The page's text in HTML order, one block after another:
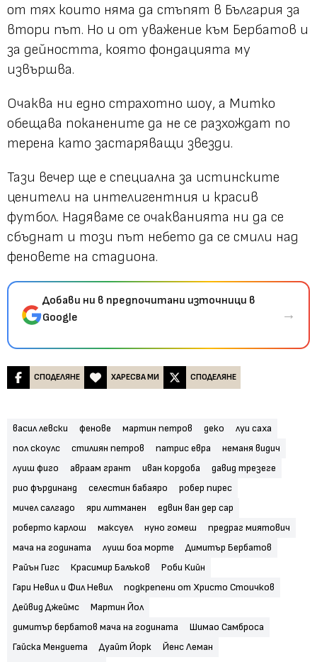
от тях които няма да стъпят в България за
втори път. Но и от уважение към Бербатов и
за дейността, която фондацията му
извършва.
Очаква ни едно страхотно шоу, а Митко
обещава поканените да не се разхождат по
терена като застаряващи звезди.
Тази вечер ще е специална за истинските
ценители на интелигентния и красив
футбол. Надяваме се очакванията ни да се
сбъднат и този път небето да се смили над
феновете на стадиона.
Добави ни в предпочитани източници в
Google
→
СПОДЕЛЯНЕ ХАРЕСВА МИ СПОДЕЛЯНЕ
васил левски фенове мартин петров деко
луи саха
пол скоулс
стилиян петров патрис евра
неманя видич
луиш фиго
авраам грант иван кордоба
давид трезеге
рио фърдинанд
селестин бабаяро
робер пирес
мичел салгадо
яри литманен
едвин ван дер сар
роберто карлош
максуел нуно гомеш
предраг миятович
мача на годината
луиш боа морте
Димитър Бербатов
Райън Гигс
Красимир Балъков
Роби Кийн
Гари Невил и Фил Невил
подкрепени от Христо Стоичков
Дейвид Джеймс
Мартин Йол
димитър бербатов мача на годината
Шимао Самброса
Гайска Мендиета
Дуайт Йорк
Йенс Леман